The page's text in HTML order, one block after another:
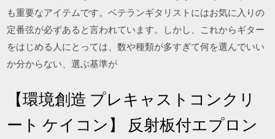
も重要なアイテムです。ベテランギタリストにはお気に入りの
定番弦が必ずあると言われています。しかし、これからギター
をはじめる人にとっては、数や種類が多すぎて何を選んでいい
か分からない、選ぶ基準が
【環境創造 プレキャストコンクリ
ート ケイコン】 反射板付エプロン